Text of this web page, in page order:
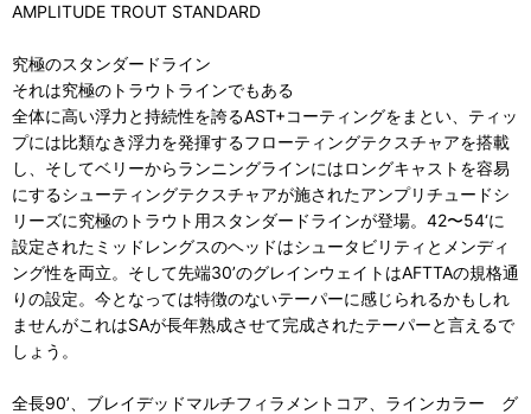
AMPLITUDE TROUT STANDARD
究極のスタンダードライン
それは究極のトラウトラインでもある
全体に高い浮力と持続性を誇るAST+コーティングをまとい、ティッ
プには比類なき浮力を発揮するフローティングテクスチャアを搭載
し、そしてベリーからランニングラインにはロングキャストを容易
にするシューティングテクスチャアが施されたアンプリチュードシ
リーズに究極のトラウト用スタンダードラインが登場。42〜54‘に
設定されたミッドレングスのヘッドはシュータビリティとメンディ
ング性を両立。そして先端30’のグレインウェイトはAFTTAの規格通
りの設定。今となっては特徴のないテーパーに感じられるかもしれ
ませんがこれはSAが長年熟成させて完成されたテーパーと言えるで
しょう。
全長90’、ブレイデッドマルチフィラメントコア、ラインカラー グ